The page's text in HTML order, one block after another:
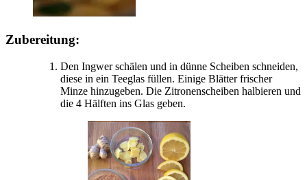
Zubereitung:
Den Ingwer schälen und in dünne Scheiben schneiden,
diese in ein Teeglas füllen. Einige Blätter frischer
Minze hinzugeben. Die Zitronenscheiben halbieren und
die 4 Hälften ins Glas geben.